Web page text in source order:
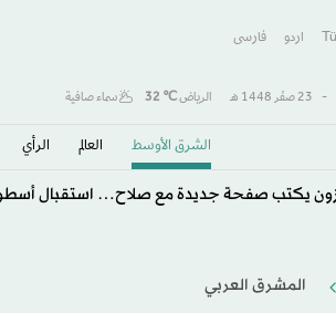
اردو فارسى
- 23 صفَر 1448 هـ الرياض℃
32 سماء صافية
الشرق الأوسط​ العالم الرأي
الكوليرا في تشاد يودي بحياة 13 شخصا
المشرق العربي